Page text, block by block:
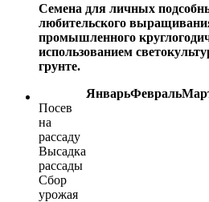
Семена для личных
любительского
промышленного
использованием
грунте.
ЯнварьФевраль
Посев
на
рассаду
Высадка
рассады
Сбор
урожая